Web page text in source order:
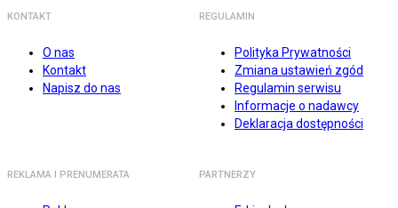
KONTAKT
O nas
Kontakt
Napisz do nas
REGULAMIN
Polityka Prywatności
Zmiana ustawień zgód
Regulamin serwisu
Informacje o nadawcy
Deklaracja dostępności
REKLAMA I PRENUMERATA PARTNERZY